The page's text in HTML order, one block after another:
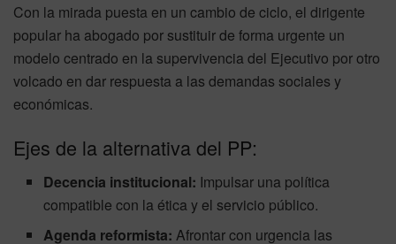
Con la mirada puesta en un cambio de ciclo, el dirigente
popular ha abogado por sustituir de forma urgente un
modelo centrado en la supervivencia del Ejecutivo por otro
volcado en dar respuesta a las demandas sociales y
económicas.
Ejes de la alternativa del PP:
Decencia institucional: Impulsar una política
compatible con la ética y el servicio público.
Agenda reformista: Afrontar con urgencia las